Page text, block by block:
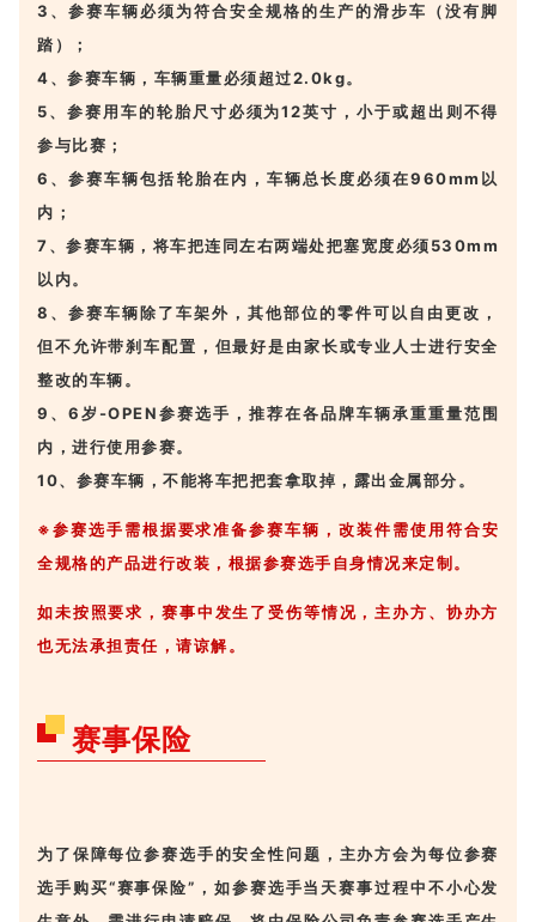
3、参赛车辆必须为符合安全规格的生产的滑步车（没有脚
踏）；
4、参赛车辆，车辆重量必须超过2.0kg。
5、参赛用车的轮胎尺寸必须为12英寸，小于或超出则不得
参与比赛；
6、参赛车辆包括轮胎在内，车辆总长度必须在960mm以
内；
7、参赛车辆，将车把连同左右两端处把塞宽度必须530mm
以内。
8、参赛车辆除了车架外，其他部位的零件可以自由更改，
但不允许带刹车配置，但最好是由家长或专业人士进行安全
整改的车辆。
9、6岁-OPEN参赛选手，推荐在各品牌车辆承重重量范围
内，进行使用参赛。
10、参赛车辆，不能将车把把套拿取掉，露出金属部分。
※参赛选手需根据要求准备参赛车辆，改装件需使用符合安
全规格的产品进行改装，根据参赛选手自身情况来定制。
如未按照要求，赛事中发生了受伤等情况，主办方、协办方
也无法承担责任，请谅解。
赛事保险
为了保障每位参赛选手的安全性问题，主办方会为每位参赛
选手购买“赛事保险”，如参赛选手当天赛事过程中不小心发